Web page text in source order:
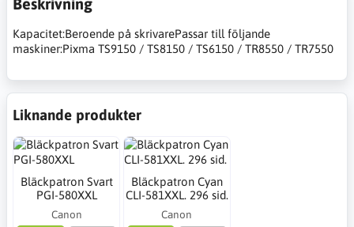
Kapacitet:Beroende på skrivarePassar till följande
maskiner:Pixma TS9150 / TS8150 / TS6150 / TR8550 / TR7550
Liknande produkter
Bläckpatron Svart
PGI-580XXL
Canon
Bläckpatron Cyan
CLI-581XXL. 296 sid.
Canon